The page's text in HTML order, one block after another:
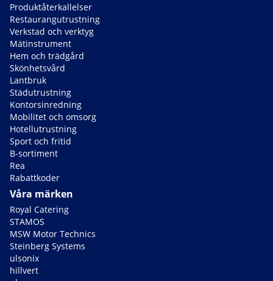
Produktåterkallelser
Restaurangutrustning
Verkstad och verktyg
Mätinstrument
Hem och trädgård
Skönhetsvård
Lantbruk
Städutrustning
Kontorsinredning
Mobilitet och omsorg
Hotellutrustning
Sport och fritid
B-sortiment
Rea
Rabattkoder
Våra märken
Royal Catering
STAMOS
MSW Motor Technics
Steinberg Systems
ulsonix
hillvert